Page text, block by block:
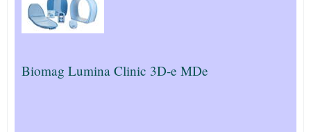
Biomag Lumina Clinic 3D-e MDe